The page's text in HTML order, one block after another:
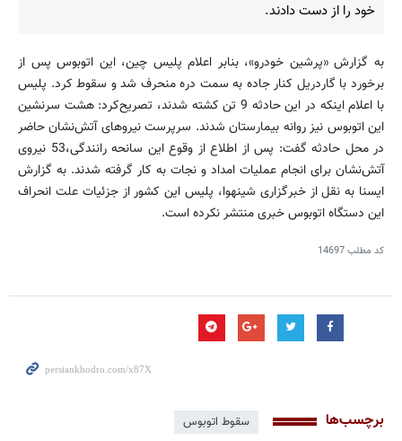
خود را از دست دادند.
به گزارش «پرشین خودرو»، بنابر اعلام پلیس چین، این اتوبوس پس از
برخورد با گاردریل كنار جاده به سمت دره منحرف شد و سقوط كرد. پلیس
با اعلام اینكه در این حادثه 9 تن كشته شدند، تصریح‌كرد: هشت سرنشین
این اتوبوس نیز روانه بیمارستان شدند. سرپرست نیروهای آتش‌نشان حاضر
در محل حادثه گفت: پس از اطلاع از وقوع این سانحه رانندگی،53 نیروی
آتش‌نشان برای انجام عملیات امداد و نجات به كار گرفته شدند. به گزارش
ایسنا به نقل از خبرگزاری شینهوا، پلیس این كشور از جزئیات علت انحراف
این دستگاه اتوبوس خبری منتشر نكرده است.
کد مطلب14697
برچسب‌ها سقوط اتوبوس